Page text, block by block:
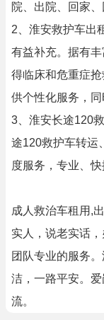
院、出院、回家
2、淮安救护车出
有益补充。据有
得临床和危重症
供个性化服务，同
3、淮安长途120
途120救护车转运
度服务，专业、
成人救治车租用,
实人，说老实话
团队专业的服务
洁，一路平安。
流。